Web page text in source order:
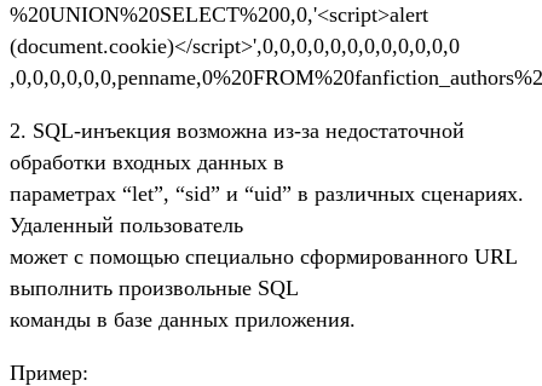
%20UNION%20SELECT%200,0,'<script>alert
(document.cookie)</script>',0,0,0,0,0,0,0,0,0,0,0,0
2. SQL-инъекция возможна из-за недостаточной
обработки входных данных в
параметрах “let”, “sid” и “uid” в различных сценариях.
Удаленный пользователь
может с помощью специально сформированного URL
выполнить произвольные SQL
команды в базе данных приложения.
Пример: